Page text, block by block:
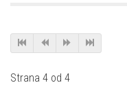
Strana 4 od 4